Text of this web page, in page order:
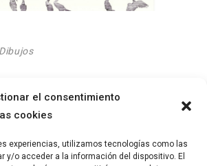
el consentimiento
cookies
experiencias, utilizamos tecnologías como las
y/o acceder a la información del dispositivo. El
POLÍTICA DE PRIVACIDAD
POLÍTICA DE COOKIES